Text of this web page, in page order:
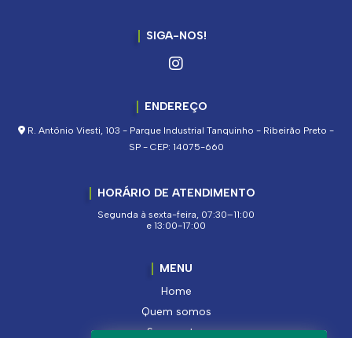
SIGA-NOS!
ENDEREÇO
R. Antônio Viesti, 103 - Parque Industrial Tanquinho - Ribeirão Preto -
SP - CEP: 14075-660
HORÁRIO DE ATENDIMENTO
Segunda à sexta-feira, 07:30–11:00
e 13:00-17:00
MENU
Home
Quem somos
Segmentos